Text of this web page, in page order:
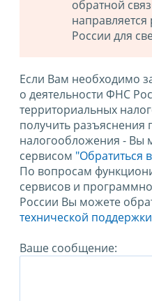
обратной
России для
Если Вам необходимо
о деятельности ФНС
территориальных
получить разъяснения
налогообложения - Вы
сервисом "Обратиться
По вопросам
сервисов и
России Вы можете
технической
Ваше сообщение: